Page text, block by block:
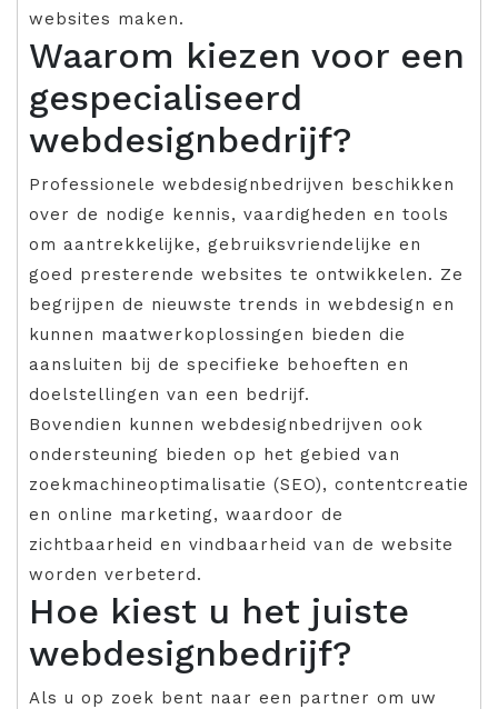
websites maken.
Waarom kiezen voor een
gespecialiseerd
webdesignbedrijf?
Professionele webdesignbedrijven beschikken
over de nodige kennis, vaardigheden en tools
om aantrekkelijke, gebruiksvriendelijke en
goed presterende websites te ontwikkelen. Ze
begrijpen de nieuwste trends in webdesign en
kunnen maatwerkoplossingen bieden die
aansluiten bij de specifieke behoeften en
doelstellingen van een bedrijf.
Bovendien kunnen webdesignbedrijven ook
ondersteuning bieden op het gebied van
zoekmachineoptimalisatie (SEO), contentcreatie
en online marketing, waardoor de
zichtbaarheid en vindbaarheid van de website
worden verbeterd.
Hoe kiest u het juiste
webdesignbedrijf?
Als u op zoek bent naar een partner om uw